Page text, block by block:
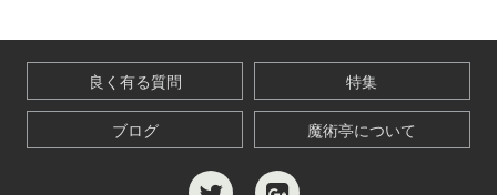
良く有る質問 特集
ブログ 魔術亭について